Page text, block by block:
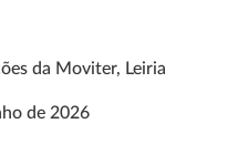
da Moviter, Leiria
de 2026